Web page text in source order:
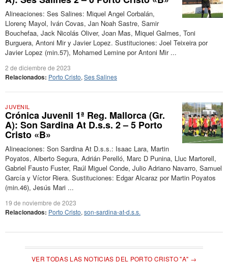
Alineaciones: Ses Salines: Miquel Angel Corbalán,
Llorenç Mayol, Iván Covas, Jan Noah Sastre, Samir
Bouchefaa, Jack Nicolás Oliver, Joan Mas, Miquel Galmes, Toni
Burguera, Antoni Mir y Javier Lopez. Sustituciones: Joel Teixeira por
Javier Lopez (min.57), Mohamed Lemine por Antoni Mir ...
2 de diciembre de 2023
Relacionados: Porto Cristo, Ses Salines
JUVENIL
Crónica Juvenil 1ª Reg. Mallorca (Gr.
A): Son Sardina At D.s.s. 2 – 5 Porto
Cristo «B»
Alineaciones: Son Sardina At D.s.s.: Isaac Lara, Martin
Poyatos, Alberto Segura, Adrián Perelló, Marc D Punina, Lluc Martorell,
Gabriel Fausto Fuster, Raúl Miguel Conde, Julio Adriano Navarro, Samuel
García y Víctor Riera. Sustituciones: Edgar Alcaraz por Martin Poyatos
(min.46), Jesús Mari ...
19 de noviembre de 2023
Relacionados: Porto Cristo, son-sardina-at-d.s.s.
VER TODAS LAS NOTICIAS DEL PORTO CRISTO "A" →